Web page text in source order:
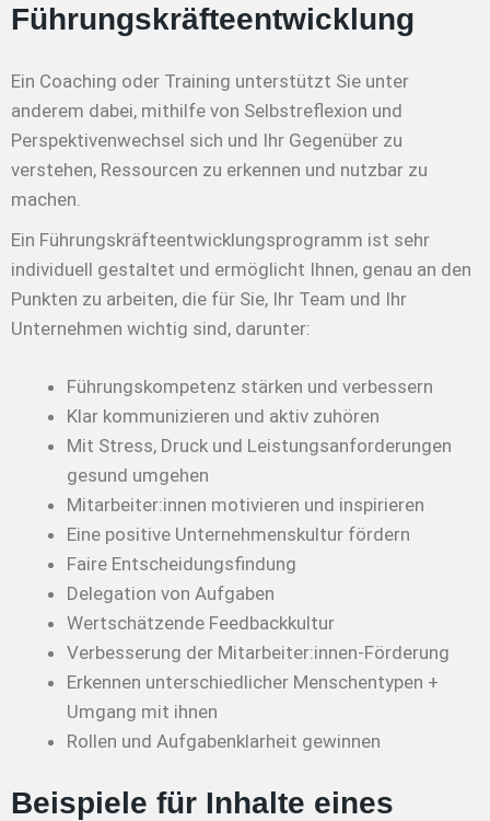
Führungskräfteentwicklung
Ein Coaching oder Training unterstützt Sie unter
anderem dabei, mithilfe von Selbstreflexion und
Perspektivenwechsel sich und Ihr Gegenüber zu
verstehen, Ressourcen zu erkennen und nutzbar zu
machen.
Ein Führungskräfteentwicklungsprogramm ist sehr
individuell gestaltet und ermöglicht Ihnen, genau an den
Punkten zu arbeiten, die für Sie, Ihr Team und Ihr
Unternehmen wichtig sind, darunter:
Führungskompetenz stärken und verbessern
Klar kommunizieren und aktiv zuhören
Mit Stress, Druck und Leistungsanforderungen
gesund umgehen
Mitarbeiter:innen motivieren und inspirieren
Eine positive Unternehmenskultur fördern
Faire Entscheidungsfindung
Delegation von Aufgaben
Wertschätzende Feedbackkultur
Verbesserung der Mitarbeiter:innen-Förderung
Erkennen unterschiedlicher Menschentypen +
Umgang mit ihnen
Rollen und Aufgabenklarheit gewinnen
Beispiele für Inhalte eines